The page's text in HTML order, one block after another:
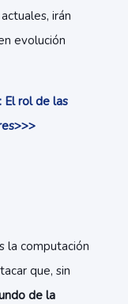
irán
evolución
El rol de las
la computación
que, sin
de la